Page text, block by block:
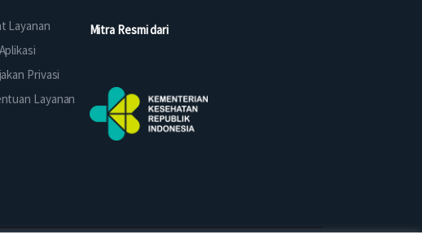
Layanan
Privasi
Layanan
Mitra Resmi dari